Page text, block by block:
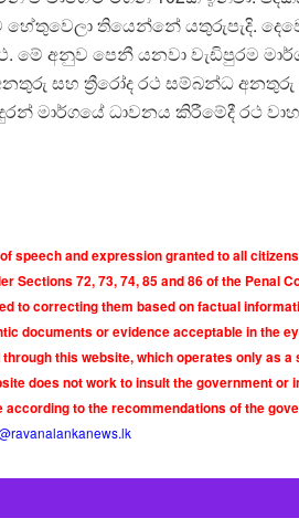
තියෙන්නේ යතුරුපැදි.
මේ අනුව පෙනී යනවා වැඩිපුරම
සහ ත්‍රීරෝද රථ සම්බන්ධ අනතුරු
මාර්ගයේ ධාවනය කිරීමේදී රථ
speech and expression granted to all
Sections 72, 73, 74, 85 and 86 of the Penal
to correcting them based on factual
documents or evidence acceptable in the
this website, which operates only as
does not work to insult the government or
to the recommendations of the